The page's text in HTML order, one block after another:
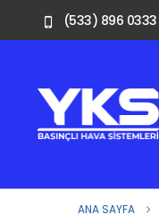
(533) 896 0333
ANA SAYFA